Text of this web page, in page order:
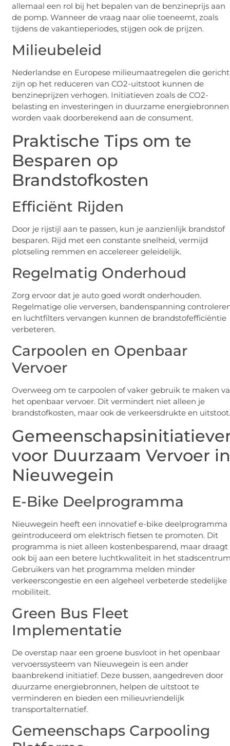
allemaal een rol bij het bepalen van de benzineprijs aan
de pomp. Wanneer de vraag naar olie toeneemt, zoals
tijdens de vakantieperiodes, stijgen ook de prijzen.
Milieubeleid
Nederlandse en Europese milieumaatregelen die gericht
zijn op het reduceren van CO2-uitstoot kunnen de
benzineprijzen verhogen. Initiatieven zoals de CO2-
belasting en investeringen in duurzame energiebronnen
worden vaak doorberekend aan de consument.
Praktische Tips om te
Besparen op
Brandstofkosten
Efficiënt Rijden
Door je rijstijl aan te passen, kun je aanzienlijk brandstof
besparen. Rijd met een constante snelheid, vermijd
plotseling remmen en accelereer geleidelijk.
Regelmatig Onderhoud
Zorg ervoor dat je auto goed wordt onderhouden.
Regelmatige olie verversen, bandenspanning
en luchtfilters vervangen kunnen de brandstofefficiëntie
verbeteren.
Carpoolen en Openbaar
Vervoer
Overweeg om te carpoolen of vaker gebruik te maken
het openbaar vervoer. Dit vermindert niet alleen je
brandstofkosten, maar ook de verkeersdrukte en
voor Duurzaam Vervoer
Nieuwegein
E-Bike Deelprogramma
Nieuwegein heeft een innovatief e-bike deelprogramma
geïntroduceerd om elektrisch fietsen te promoten. Dit
programma is niet alleen kostenbesparend, maar draagt
ook bij aan een betere luchtkwaliteit in het
Gebruikers van het programma melden minder
verkeerscongestie en een algeheel verbeterde stedelijke
mobiliteit.
Green Bus Fleet
Implementatie
De overstap naar een groene busvloot in het openbaar
vervoerssysteem van Nieuwegein is een ander
baanbrekend initiatief. Deze bussen, aangedreven door
duurzame energiebronnen, helpen de uitstoot te
verminderen en bieden een milieuvriendelijk
transportalternatief.
Gemeenschaps Carpooling